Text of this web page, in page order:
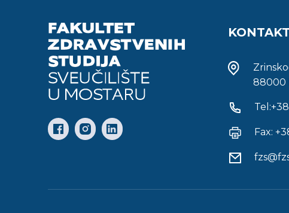
KONTAKT
88000
Fax: